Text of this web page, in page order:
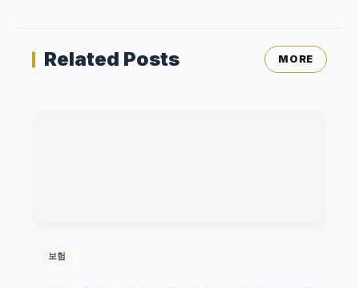
Related Posts MORE
보험